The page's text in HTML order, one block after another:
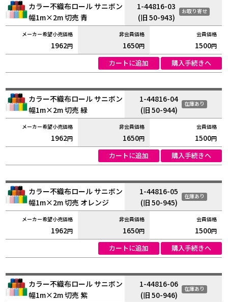
カラー不織布ロール サニボン
幅1m×2m 切売 青
1-44816-03
(旧 50-943)
お取り寄せ
1962円 1650円 1500円
カートに追加 購入手続きへ
カラー不織布ロール サニボン
幅1m×2m 切売 緑
1-44816-04
(旧 50-944)
在庫あり
1962円 1650円 1500円
カートに追加 購入手続きへ
カラー不織布ロール サニボン
幅1m×2m 切売 オレンジ
1-44816-05
(旧 50-945)
在庫あり
1962円 1650円 1500円
カートに追加 購入手続きへ
カラー不織布ロール サニボン
幅1m×2m 切売 紫
1-44816-06
(旧 50-946)
在庫あり